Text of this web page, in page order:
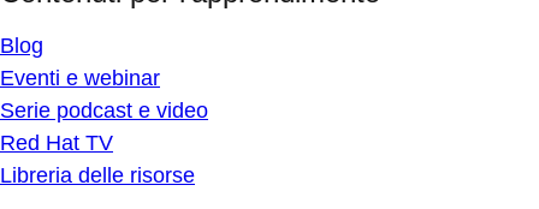
Blog
Eventi e webinar
Serie podcast e video
Red Hat TV
Libreria delle risorse